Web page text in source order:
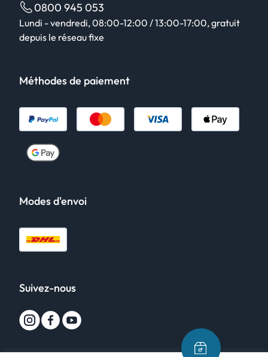
0800 945 053
Lundi - vendredi, 08:00-12:00 / 13:00-17:00, gratuit
depuis le réseau fixe
Méthodes de paiement
Modes d'envoi
Suivez-nous